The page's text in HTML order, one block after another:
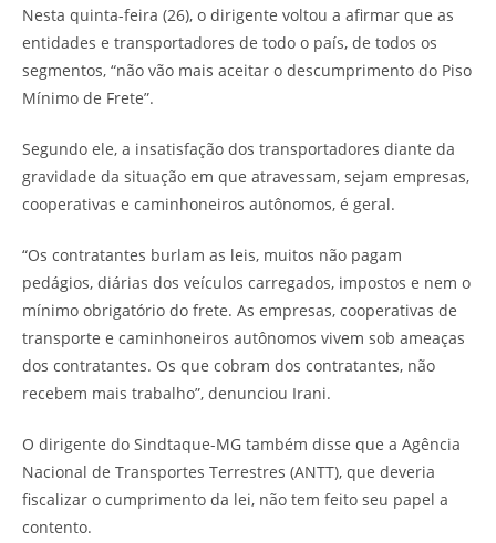
Nesta quinta-feira (26), o dirigente voltou a afirmar que as
entidades e transportadores de todo o país, de todos os
segmentos, “não vão mais aceitar o descumprimento do Piso
Mínimo de Frete”.
Segundo ele, a insatisfação dos transportadores diante da
gravidade da situação em que atravessam, sejam empresas,
cooperativas e caminhoneiros autônomos, é geral.
“Os contratantes burlam as leis, muitos não pagam
pedágios, diárias dos veículos carregados, impostos e nem o
mínimo obrigatório do frete. As empresas, cooperativas de
transporte e caminhoneiros autônomos vivem sob ameaças
dos contratantes. Os que cobram dos contratantes, não
recebem mais trabalho”, denunciou Irani.
O dirigente do Sindtaque-MG também disse que a Agência
Nacional de Transportes Terrestres (ANTT), que deveria
fiscalizar o cumprimento da lei, não tem feito seu papel a
contento.